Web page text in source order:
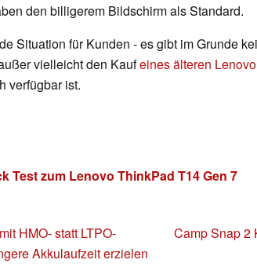
den billigerem Bildschirm als Standard.
Situation für Kunden - es gibt im Grunde
vielleicht den Kaufeines älteren
verfügbar ist.
Test zum Lenovo ThinkPad T14 Gen 7
HMO- statt LTPO-
Akkulaufzeit erzielen
Camp Snap 2